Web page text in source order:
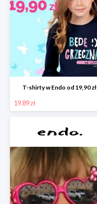
T-shirty w Endo od 19,90 zł
19.89 zł